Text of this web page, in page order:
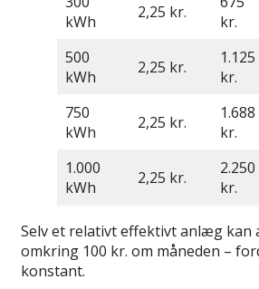
kWh
2,25 kr.
kr.
500
kWh
2,25 kr.
1.125
kr.
750
kWh
2,25 kr.
1.688
kr.
1.000
kWh
2,25 kr.
2.250
kr.
Selv et relativt effektivt anlæg kan
omkring 100 kr. om måneden –
konstant.